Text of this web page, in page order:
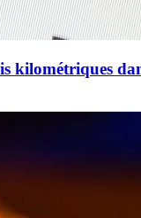
kilométriques